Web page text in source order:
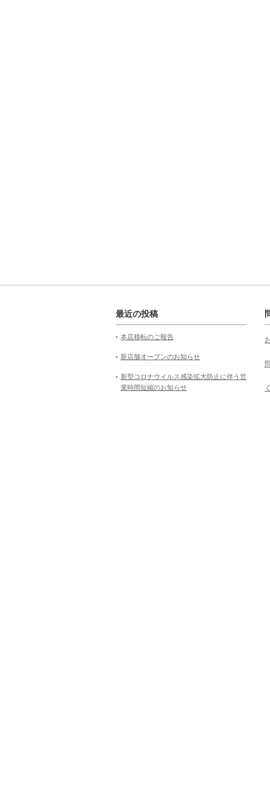
最近の投稿
本店移転のご報告
新店舗オープンのお知らせ
新型コロナウイルス感染拡大防止に伴う営
業時間短縮のお知らせ